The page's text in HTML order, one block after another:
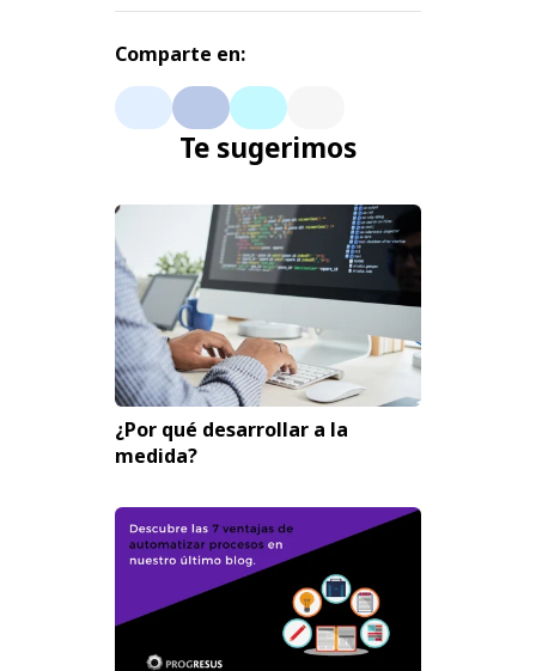
Comparte en:
Te sugerimos
¿Por qué desarrollar a la
medida?